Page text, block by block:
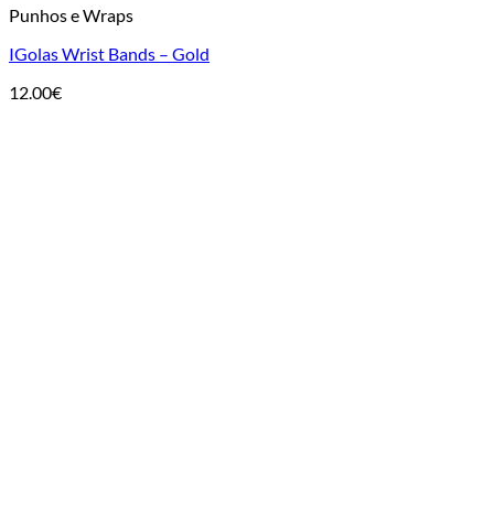
Punhos e Wraps
IGolas Wrist Bands – Gold
12.00€